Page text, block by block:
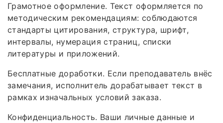
Грамотное оформление. Текст оформляется по
методическим рекомендациям: соблюдаются
стандарты цитирования, структура, шрифт,
интервалы, нумерация страниц, списки
литературы и приложений.
Бесплатные доработки. Если преподаватель внёс
замечания, исполнитель дорабатывает текст в
рамках изначальных условий заказа.
Конфиденциальность. Ваши личные данные и